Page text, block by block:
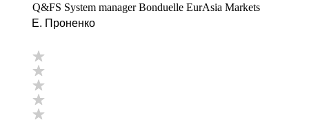
Q&FS System manager Bonduelle EurAsia Markets
Е. Проненко